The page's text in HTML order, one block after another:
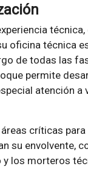
oficina técnica
de todas las
permite
atención a
críticas
su envolvente,
los morteros